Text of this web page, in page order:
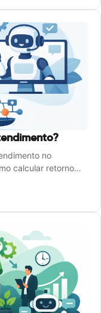
no
calcular retorno